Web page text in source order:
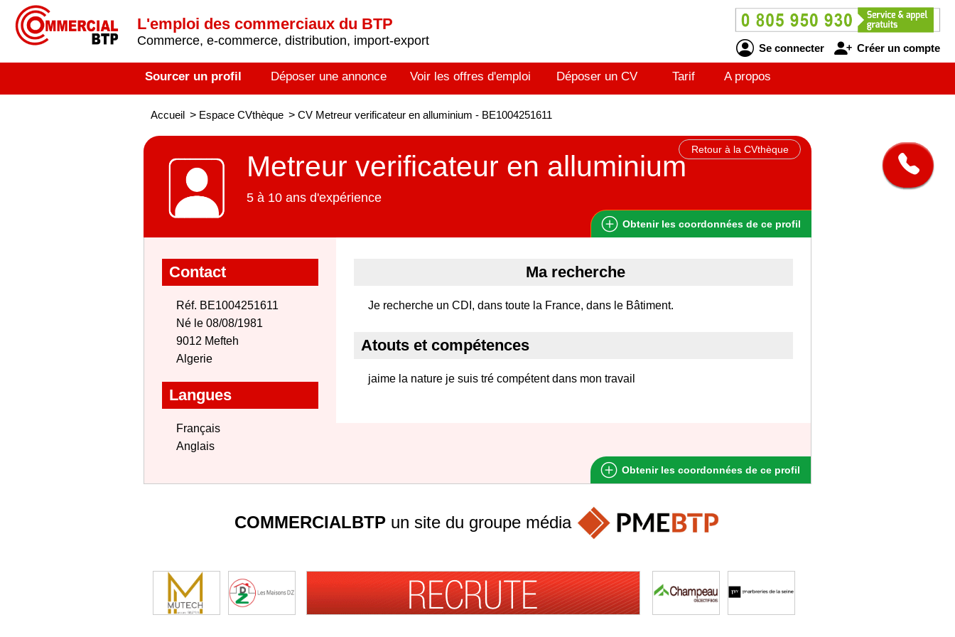
L'emploi des commerciaux du BTP
Commerce, e-commerce, distribution, import-export
Se connecter Créer un compte
Sourcer un profil Déposer une annonce Voir les offres d'emploi Déposer un CV Tarif A propos
Accueil > Espace CVthèque > CV Metreur verificateur en alluminium - BE1004251611
Retour à la CVthèque
Metreur verificateur en alluminium
5 à 10 ans d'expérience
Obtenir les coordonnées de ce profil
Contact
Réf. BE1004251611
Né le 08/08/1981
9012 Mefteh
Algerie
Langues
Français
Anglais
Ma recherche
Je recherche un CDI, dans toute la France, dans le Bâtiment.
Atouts et compétences
jaime la nature je suis tré compétent dans mon travail
Obtenir les coordonnées de ce profil
COMMERCIALBTP un site du groupe média